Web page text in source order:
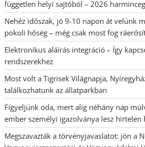
független helyi sajtóból – 2026
Nehéz időszak, jó 9-10 napon át velünk
pokoli hőség – még csak most fog
Elektronikus aláírás integráció – Így
rendszerekhez
Most volt a Tigrisek Világnapja,
találkozhatunk az állatparkban
Figyeljünk oda, mert alig néhány nap
ember személyi igazolványa lesz hirtelen
Megszavazták a törvényjavaslatot: jön a